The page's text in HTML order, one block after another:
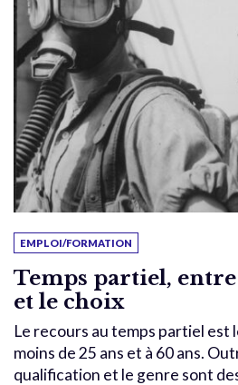
EMPLOI/FORMATION
Temps partiel,
et le choix
Le recours au temps partiel est
moins de 25 ans et à 60 ans.
qualification et le genre sont